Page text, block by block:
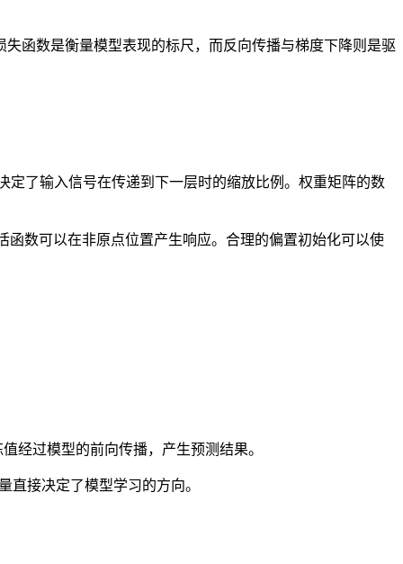
函数是衡量模型表现的标尺，而反向传播与梯度下降则是驱
了输入信号在传递到下一层时的缩放比例。权重矩阵的数
数可以在非原点位置产生响应。合理的偏置初始化可以使
经过模型的前向传播，产生预测结果。
直接决定了模型学习的方向。